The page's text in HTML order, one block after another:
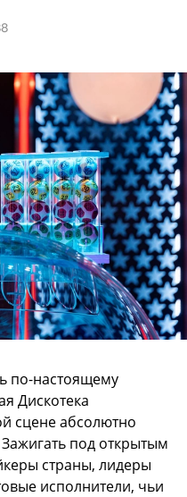
по-настоящему
Дискотека
сцене абсолютно
Зажигать под открытым
страны, лидеры
исполнители, чьи